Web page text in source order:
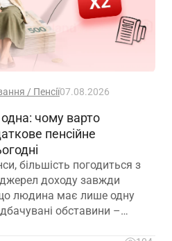
/ Пенсії07.08.2026
одна: чому варто
пенсійне
більшість погодиться з
доходу завжди
людина має лише одну
обставини –